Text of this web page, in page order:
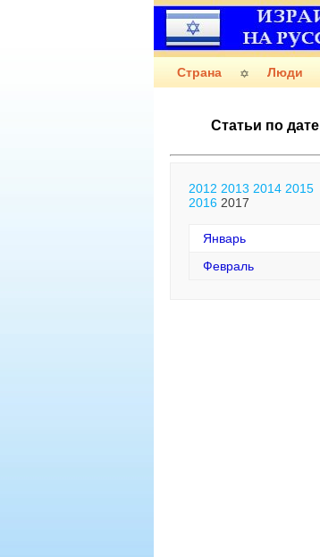
Страна Люди
Статьи по дате
2012 2013 2014 2015
2016 2017
Январь
Февраль